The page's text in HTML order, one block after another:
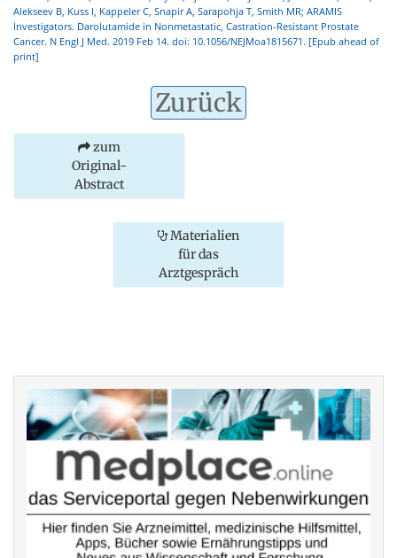
Alekseev B, Kuss I, Kappeler C, Snapir A, Sarapohja T, Smith MR; ARAMIS
Investigators. Darolutamide in Nonmetastatic, Castration-Resistant Prostate
Cancer. N Engl J Med. 2019 Feb 14. doi: 10.1056/NEJMoa1815671. [Epub ahead of
print]
Zurück
zum
Original-
Abstract
Materialien
für das
Arztgespräch